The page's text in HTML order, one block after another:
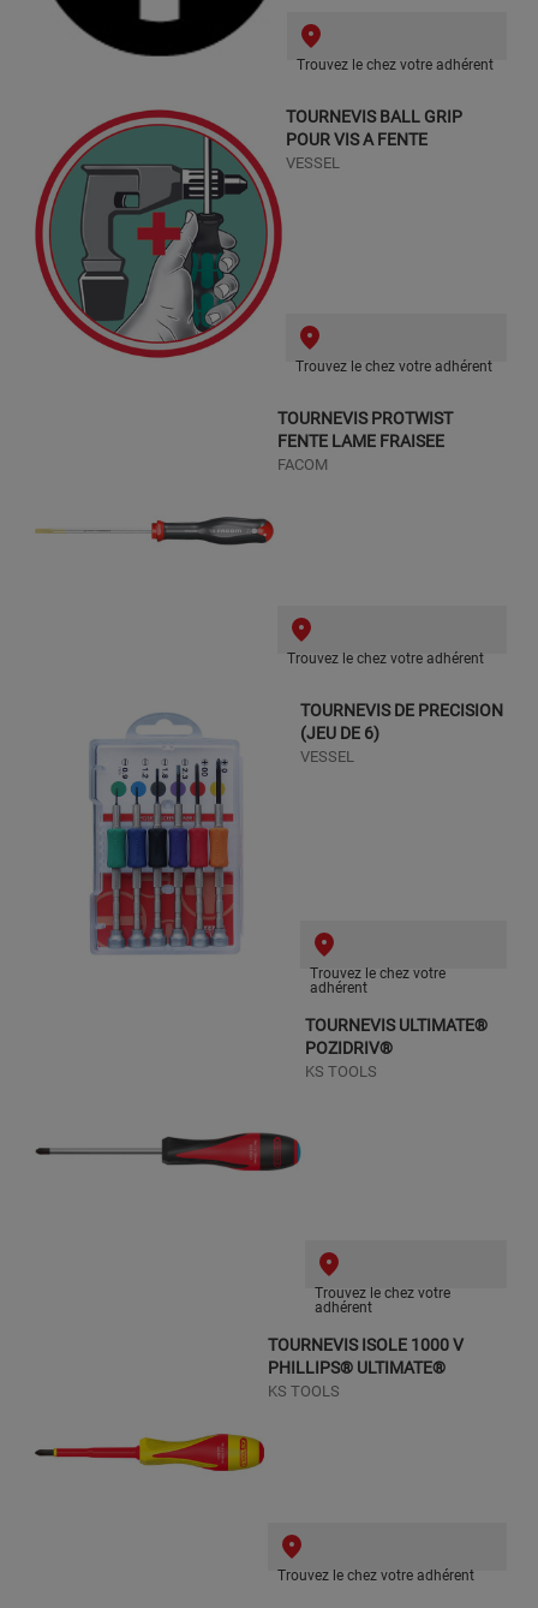
Trouvez le chez votre adhérent
TOURNEVIS BALL GRIP
POUR VIS A FENTE
VESSEL
Trouvez le chez votre adhérent
TOURNEVIS PROTWIST
FENTE LAME FRAISEE
FACOM
Trouvez le chez votre adhérent
TOURNEVIS DE PRECISION
(JEU DE 6)
VESSEL
Trouvez le chez votre
adhérent
TOURNEVIS ULTIMATE®
POZIDRIV®
KS TOOLS
Trouvez le chez votre
adhérent
TOURNEVIS ISOLE 1000 V
PHILLIPS® ULTIMATE®
KS TOOLS
Trouvez le chez votre adhérent